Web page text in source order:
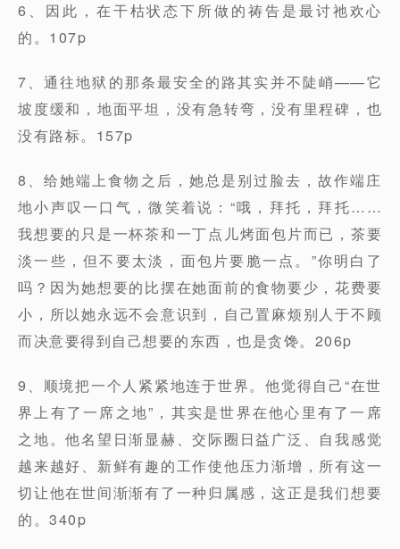
6、因此，在干枯状态下所做的祷告是最讨祂欢心
的。107p
7、通往地狱的那条最安全的路其实并不陡峭——它
坡度缓和，地面平坦，没有急转弯，没有里程碑，也
没有路标。157p
8、给她端上食物之后，她总是别过脸去，故作端庄
地小声叹一口气，微笑着说：“哦，拜托，拜托……
我想要的只是一杯茶和一丁点儿烤面包片而已，茶要
淡一些，但不要太淡，面包片要脆一点。”你明白了
吗？因为她想要的比摆在她面前的食物要少，花费要
小，所以她永远不会意识到，自己置麻烦别人于不顾
而决意要得到自己想要的东西，也是贪馋。206p
9、顺境把一个人紧紧地连于世界。他觉得自己“在世
界上有了一席之地”，其实是世界在他心里有了一席
之地。他名望日渐显赫、交际圈日益广泛、自我感觉
越来越好、新鲜有趣的工作使他压力渐增，所有这一
切让他在世间渐渐有了一种归属感，这正是我们想要
的。340p